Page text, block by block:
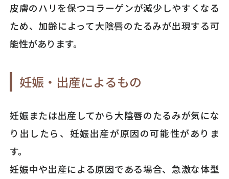
皮膚のハリを保つコラーゲンが減少しやすくなる
ため、加齢によって大陰唇のたるみが出現する可
能性があります。
妊娠・出産によるもの
妊娠または出産してから大陰唇のたるみが気にな
り出したら、妊娠出産が原因の可能性がありま
す。
妊娠中や出産による原因である場合、急激な体型